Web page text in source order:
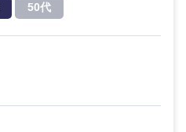
50代